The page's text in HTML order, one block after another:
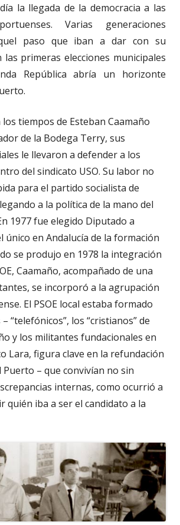
la llegada de la democracia a las
Varias generaciones
paso que iban a dar con su
primeras elecciones municipales
República abría un horizonte
tiempos de Esteban Caamaño
de la Bodega Terry, sus
le llevaron a defender a los
del sindicato USO. Su labor no
para el partido socialista de
a la política de la mano del
1977 fue elegido Diputado a
único en Andalucía de la formación
se produjo en 1978 la integración
Caamaño, acompañado de una
se incorporó a la agrupación
El PSOE local estaba formado
“telefónicos”, los “cristianos” de
y los militantes fundacionales en
Lara, figura clave en la refundación
Puerto – que convivían no sin
internas, como ocurrió a
quién iba a ser el candidato a la